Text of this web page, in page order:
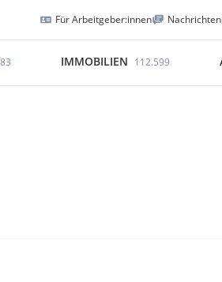
Für Arbeitgeber:innen Nachrichten
IMMOBILIEN 112.599